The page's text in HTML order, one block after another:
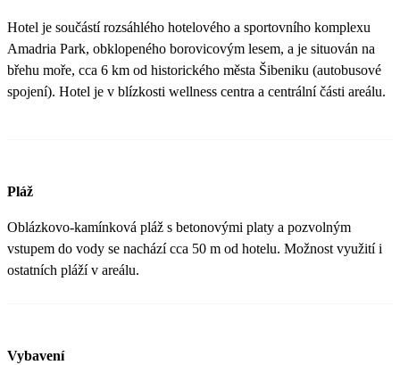
Hotel je součástí rozsáhlého hotelového a sportovního komplexu
Amadria Park, obklopeného borovicovým lesem, a je situován na
břehu moře, cca 6 km od historického města Šibeniku (autobusové
spojení). Hotel je v blízkosti wellness centra a centrální části areálu.
Pláž
Oblázkovo-kamínková pláž s betonovými platy a pozvolným
vstupem do vody se nachází cca 50 m od hotelu. Možnost využití i
ostatních pláží v areálu.
Vybavení